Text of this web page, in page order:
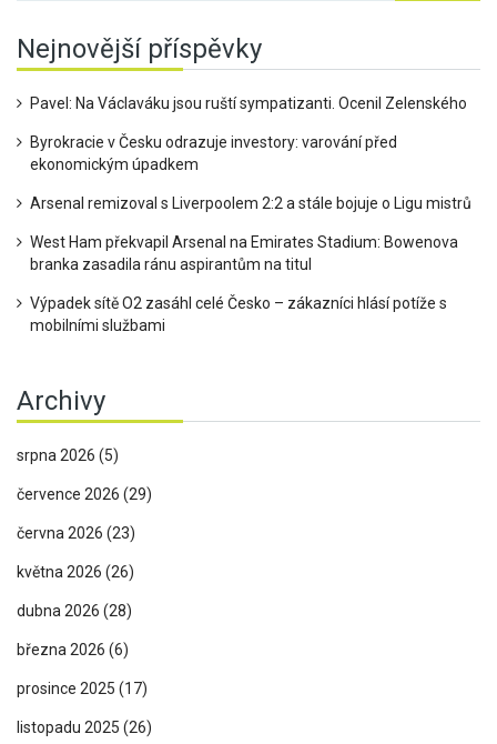
Nejnovější příspěvky
Pavel: Na Václaváku jsou ruští sympatizanti. Ocenil Zelenského
Byrokracie v Česku odrazuje investory: varování před
ekonomickým úpadkem
Arsenal remizoval s Liverpoolem 2:2 a stále bojuje o Ligu mistrů
West Ham překvapil Arsenal na Emirates Stadium: Bowenova
branka zasadila ránu aspirantům na titul
Výpadek sítě O2 zasáhl celé Česko – zákazníci hlásí potíže s
mobilními službami
Archivy
srpna 2026 (5)
července 2026 (29)
června 2026 (23)
května 2026 (26)
dubna 2026 (28)
března 2026 (6)
prosince 2025 (17)
listopadu 2025 (26)